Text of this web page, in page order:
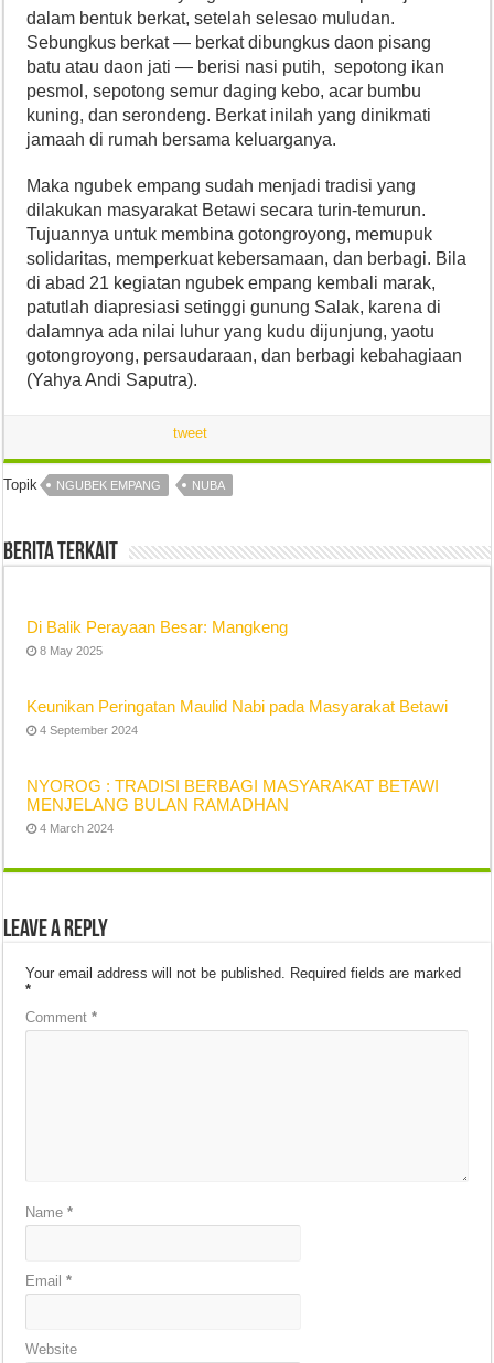
dalam bentuk berkat, setelah selesao muludan.
Sebungkus berkat — berkat dibungkus daon pisang
batu atau daon jati — berisi nasi putih, sepotong ikan
pesmol, sepotong semur daging kebo, acar bumbu
kuning, dan serondeng. Berkat inilah yang dinikmati
jamaah di rumah bersama keluarganya.
Maka ngubek empang sudah menjadi tradisi yang
dilakukan masyarakat Betawi secara turin-temurun.
Tujuannya untuk membina gotongroyong, memupuk
solidaritas, memperkuat kebersamaan, dan berbagi. Bila
di abad 21 kegiatan ngubek empang kembali marak,
patutlah diapresiasi setinggi gunung Salak, karena di
dalamnya ada nilai luhur yang kudu dijunjung, yaotu
gotongroyong, persaudaraan, dan berbagi kebahagiaan
(Yahya Andi Saputra).
tweet
Topik NGUBEK EMPANG NUBA
Berita Terkait
Di Balik Perayaan Besar: Mangkeng
8 May 2025
Keunikan Peringatan Maulid Nabi pada Masyarakat Betawi
4 September 2024
NYOROG : TRADISI BERBAGI MASYARAKAT BETAWI
MENJELANG BULAN RAMADHAN
4 March 2024
Leave a Reply
Your email address will not be published. Required fields are marked
*
Comment*
Name*
Email*
Website